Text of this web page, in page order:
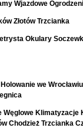
Wjazdowe
Złotów Trzcianka
Okulary
we
Węglowe Klimatyzacje
Chodzież Trzcianka